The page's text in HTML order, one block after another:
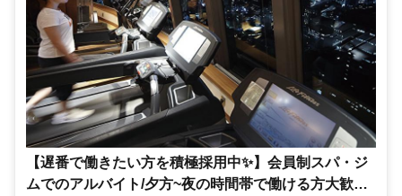
【遅番で働きたい方を積極採用中✨】会員制スパ・ジ
ムでのアルバイト/夕方~夜の時間帯で働ける方大歓迎!/